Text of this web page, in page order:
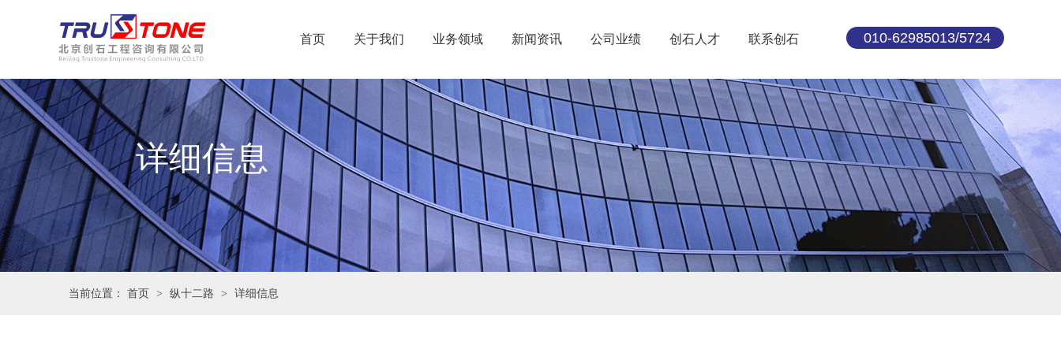
首页 关于我们 业务领域 新闻资讯 公司业绩 创石人才 联系创石 010-62985013/5724
详细信息
当前位置： 首页 > 纵十二路 > 详细信息